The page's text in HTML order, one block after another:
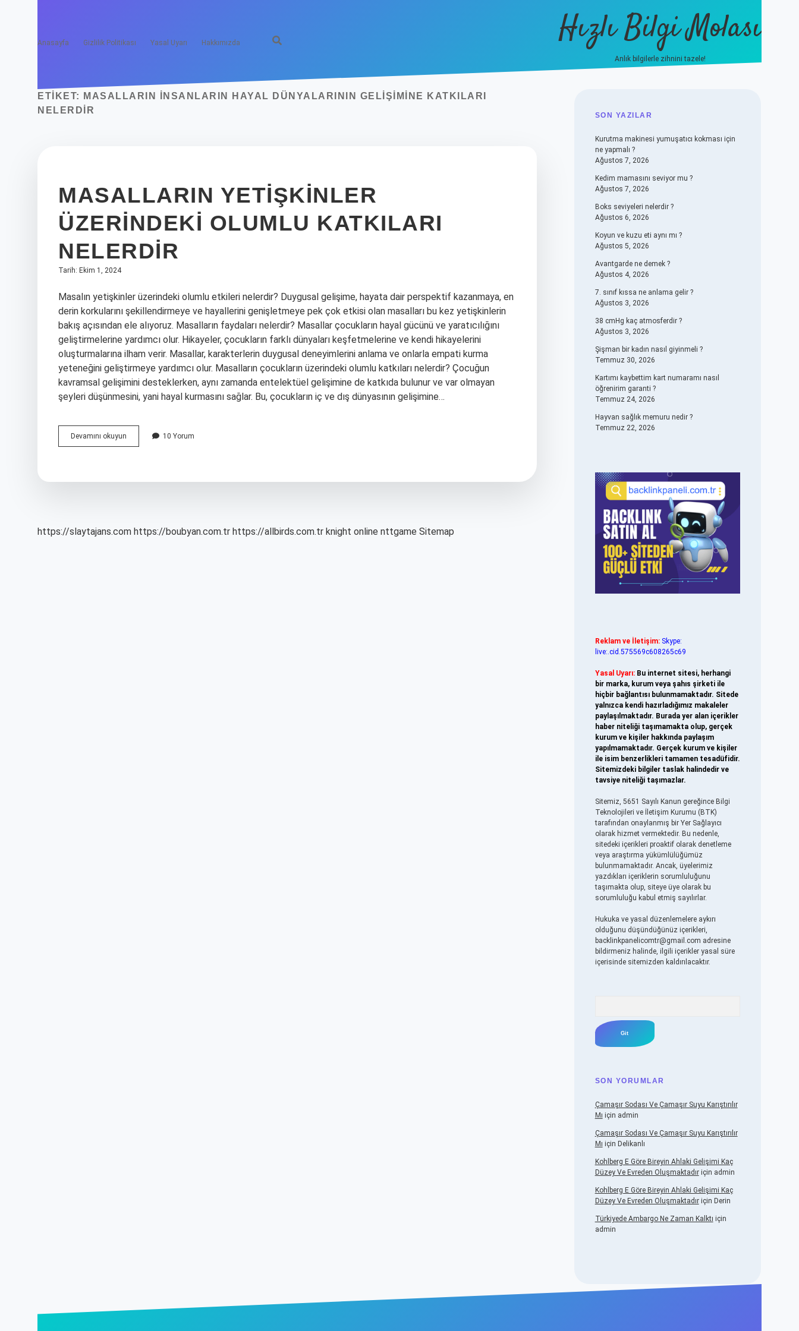
Anasayfa Gizlilik Politikası Yasal Uyarı Hakkımızda Hızlı Bilgi Molası
Anlık bilgilerle zihnini tazele!
ETIKET:
MASALLARIN INSANLARIN HAYAL DÜNYALARININ GELIŞIMINE KATKILARI
NELERDIR
MASALLARIN YETIŞKINLER
ÜZERINDEKI OLUMLU KATKILARI
NELERDIR
Tarih: Ekim 1, 2024
Masalın yetişkinler üzerindeki olumlu etkileri nelerdir? Duygusal gelişime, hayata dair perspektif kazanmaya, en
derin korkularını şekillendirmeye ve hayallerini genişletmeye pek çok etkisi olan masalları bu kez yetişkinlerin
bakış açısından ele alıyoruz. Masalların faydaları nelerdir? Masallar çocukların hayal gücünü ve yaratıcılığını
geliştirmelerine yardımcı olur. Hikayeler, çocukların farklı dünyaları keşfetmelerine ve kendi hikayelerini
oluşturmalarına ilham verir. Masallar, karakterlerin duygusal deneyimlerini anlama ve onlarla empati kurma
yeteneğini geliştirmeye yardımcı olur. Masalların çocukların üzerindeki olumlu katkıları nelerdir? Çocuğun
kavramsal gelişimini desteklerken, aynı zamanda entelektüel gelişimine de katkıda bulunur ve var olmayan
şeyleri düşünmesini, yani hayal kurmasını sağlar. Bu, çocukların iç ve dış dünyasının gelişimine…
Devamını okuyun Masalların
Yetişkinler
10 Yorum
https://slaytajans.com https://boubyan.com.tr https://allbirds.com.tr knight online nttgame Sitemap
SIDEBAR
SON YAZILAR
Kurutma makinesi yumuşatıcı kokması için
ne yapmalı ?
Ağustos 7, 2026
Kedim mamasını seviyor mu ?
Ağustos 7, 2026
Boks seviyeleri nelerdir ?
Ağustos 6, 2026
Koyun ve kuzu eti aynı mı ?
Ağustos 5, 2026
Avantgarde ne demek ?
Ağustos 4, 2026
7. sınıf kıssa ne anlama gelir ?
Ağustos 3, 2026
38 cmHg kaç atmosferdir ?
Ağustos 3, 2026
Şişman bir kadın nasıl giyinmeli ?
Temmuz 30, 2026
Kartımı kaybettim kart numaramı nasıl
öğrenirim garanti ?
Temmuz 24, 2026
Hayvan sağlık memuru nedir ?
Temmuz 22, 2026
Reklam ve İletişim: Skype:
live:.cid.575569c608265c69
Yasal Uyarı: Bu internet sitesi, herhangi
bir marka, kurum veya şahıs şirketi ile
hiçbir bağlantısı bulunmamaktadır. Sitede
yalnızca kendi hazırladığımız makaleler
paylaşılmaktadır. Burada yer alan içerikler
haber niteliği taşımamakta olup, gerçek
kurum ve kişiler hakkında paylaşım
yapılmamaktadır. Gerçek kurum ve kişiler
ile isim benzerlikleri tamamen tesadüfidir.
Sitemizdeki bilgiler taslak halindedir ve
tavsiye niteliği taşımazlar.
Sitemiz, 5651 Sayılı Kanun gereğince Bilgi
Teknolojileri ve İletişim Kurumu (BTK)
tarafından onaylanmış bir Yer Sağlayıcı
olarak hizmet vermektedir. Bu nedenle,
sitedeki içerikleri proaktif olarak denetleme
veya araştırma yükümlülüğümüz
bulunmamaktadır. Ancak, üyelerimiz
yazdıkları içeriklerin sorumluluğunu
taşımakta olup, siteye üye olarak bu
sorumluluğu kabul etmiş sayılırlar.
Hukuka ve yasal düzenlemelere aykırı
olduğunu düşündüğünüz içerikleri,
backlinkpanelicomtr@gmail.com adresine
bildirmeniz halinde, ilgili içerikler yasal süre
içerisinde sitemizden kaldırılacaktır.
SON YORUMLAR
Çamaşır Sodası Ve Çamaşır Suyu Karıştırılır
Mı için admin
Çamaşır Sodası Ve Çamaşır Suyu Karıştırılır
Mı için Delikanlı
Kohlberg E Göre Bireyin Ahlaki Gelişimi Kaç
Düzey Ve Evreden Oluşmaktadıriçin admin
Kohlberg E Göre Bireyin Ahlaki Gelişimi Kaç
Düzey Ve Evreden Oluşmaktadıriçin Derin
Türkiyede Ambargo Ne Zaman Kalktı için
admin